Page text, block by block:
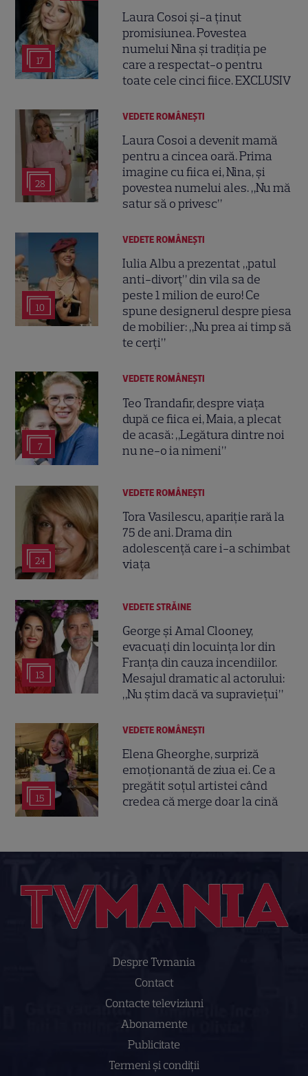
17
Laura Cosoi și-a ținut
promisiunea. Povestea
numelui Nina și tradiția pe
care a respectat-o pentru
toate cele cinci fiice. EXCLUSIV
28
VEDETE ROMÂNEŞTI
Laura Cosoi a devenit mamă
pentru a cincea oară. Prima
imagine cu fiica ei, Nina, și
povestea numelui ales. „Nu mă
satur să o privesc”
10
VEDETE ROMÂNEŞTI
Iulia Albu a prezentat „patul
anti-divorț” din vila sa de
peste 1 milion de euro! Ce
spune designerul despre piesa
de mobilier: „Nu prea ai timp să
te cerți”
7
VEDETE ROMÂNEŞTI
Teo Trandafir, despre viața
după ce fiica ei, Maia, a plecat
de acasă: „Legătura dintre noi
nu ne-o ia nimeni”
24
VEDETE ROMÂNEŞTI
Tora Vasilescu, apariție rară la
75 de ani. Drama din
adolescență care i-a schimbat
viața
13
VEDETE STRĂINE
George și Amal Clooney,
evacuați din locuința lor din
Franța din cauza incendiilor.
Mesajul dramatic al actorului:
„Nu știm dacă va supraviețui”
15
VEDETE ROMÂNEŞTI
Elena Gheorghe, surpriză
emoționantă de ziua ei. Ce a
pregătit soțul artistei când
credea că merge doar la cină
Despre Tvmania
Contact
Contacte televiziuni
Abonamente
Publicitate
Termeni și condiții